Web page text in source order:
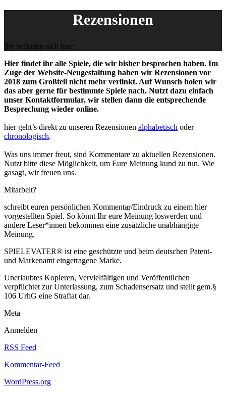
Rezensionen
Sie befinden sich hier:
Hier findet ihr alle Spiele, die wir bisher besprochen haben. Im
Zuge der Website-Neugestaltung haben wir Rezensionen vor
2018 zum Großteil nicht mehr verlinkt. Auf Wunsch holen wir
das aber gerne für bestimmte Spiele nach. Nutzt dazu einfach
unser Kontaktformular, wir stellen dann die entsprechende
Besprechung wieder online.
hier geht’s direkt zu unseren Rezensionen alphabetisch oder
chronologisch.
Was uns immer freut, sind Kommentare zu aktuellen Rezensionen.
Nutzt bitte diese Möglichkeit, um Eure Meinung kund zu tun. Wie
gasagt, wir freuen uns.
Mitarbeit?
schreibt euren persönlichen Kommentar/Eindruck zu einem hier
vorgestellten Spiel. So könnt Ihr eure Meinung loswerden und
andere Leser*innen bekommen eine zusätzliche unabhängige
Meinung.
SPIELEVATER® ist eine geschützte und beim deutschen Patent-
und Markenamt eingetragene Marke.
Unerlaubtes Kopieren, Vervielfältigen und Veröffentlichen
verpflichtet zur Unterlassung, zum Schadensersatz und stellt gem.§
106 UrhG eine Straftat dar.
Meta
Anmelden
RSS Feed
Kommentar-Feed
WordPress.org